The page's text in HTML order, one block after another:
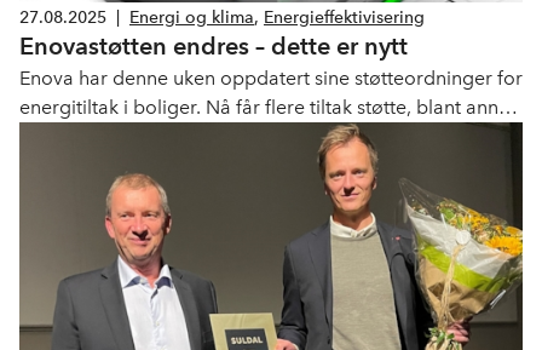
27.08.2025 Energi og klima, Energieffektivisering
Enovastøtten endres – dette er nytt
Enova har denne uken oppdatert sine støtteordninger for
energitiltak i boliger. Nå får flere tiltak støtte, blant annet
luft til vann-varmepumper og ventilasjonsanlegg. Les